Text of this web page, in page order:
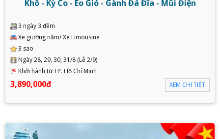
Khô - Kỳ Co - Eo Gió - Gành Đá Đĩa - Mũi Điện
3 ngày 3 đêm
Xe giường nằm/ Xe Limousine
3 sao
Ngày 28, 29, 30, 31/8 (Lễ 2/9)
Khởi hành từ TP. Hồ Chí Minh
3,890,000đ XEM CHI TIẾT